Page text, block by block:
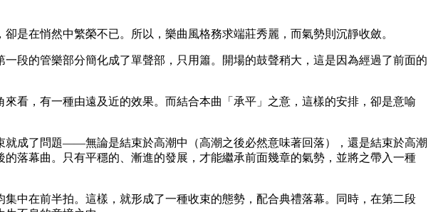
是在悄然中繁榮不已。所以，樂曲風格務求端莊秀麗，而氣勢則沉靜收斂。
段的管樂部分簡化成了單聲部，只用簫。開場的鼓聲稍大，這是因為經過了前面的
看，有一種由遠及近的效果。而結合本曲「承平」之意，這樣的安排，卻是意喻
成了問題——無論是結束於高潮中（高潮之後必然意味著回落），還是結束於高潮
落幕曲。只有平穩的、漸進的發展，才能繼承前面幾章的氣勢，並將之帶入一種
中在前半拍。這樣，就形成了一種收束的態勢，配合典禮落幕。同時，在第二段